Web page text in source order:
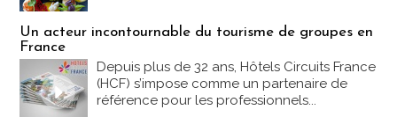
Un acteur incontournable du tourisme de groupes en
France
Depuis plus de 32 ans, Hôtels Circuits France
(HCF) s’impose comme un partenaire de
référence pour les professionnels...